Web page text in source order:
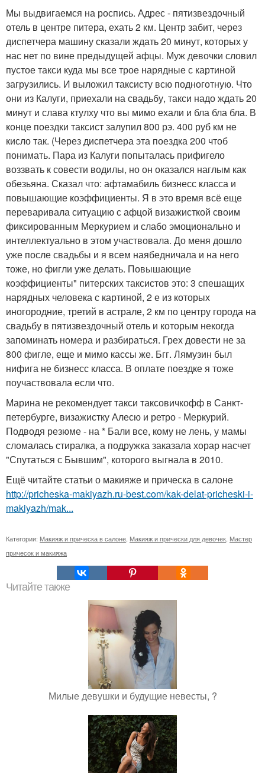
Мы выдвигаемся на роспись. Адрес - пятизвездочный
отель в центре питера, ехать 2 км. Центр забит, через
диспетчера машину сказали ждать 20 минут, которых у
нас нет по вине предыдущей афцы. Муж девочки словил
пустое такси куда мы все трое нарядные с картиной
загрузились. И выложил таксисту всю подноготную. Что
они из Калуги, приехали на свадьбу, такси надо ждать 20
минут и слава ктулху что вы мимо ехали и бла бла бла. В
конце поездки таксист залупил 800 рэ. 400 руб км не
кисло так. (Через диспетчера эта поездка 200 чтоб
понимать. Пара из Калуги попыталась прифигело
воззвать к совести водилы, но он оказался наглым как
обезьяна. Сказал что: афтамабиль бизнесс класса и
повышающие коэффициенты. Я в это время всё еще
переваривала ситуацию с афцой визажисткой своим
фиксированным Меркурием и слабо эмоционально и
интеллектуально в этом участвовала. До меня дошло
уже после свадьбы и я всем наябедничала и на него
тоже, но фигли уже делать. Повышающие
коэффициенты" питерских таксистов это: 3 спешащих
нарядных человека с картиной, 2 е из которых
иногородние, третий в астрале, 2 км по центру города на
свадьбу в пятизвездочный отель и которым некогда
запоминать номера и разбираться. Грех довести не за
800 фигле, еще и мимо кассы же. Бгг. Лямузин был
нифига не бизнесс класса. В оплате поездке я тоже
поучаствовала если что.
Марина не рекомендует такси таксовичкофф в Санкт-
петербурге, визажистку Алесю и ретро - Меркурий.
Подводя резюме - на * Бали все, кому не лень, у мамы
сломалась стиралка, а подружка заказала хорар насчет
"Спутаться с Бывшим", которого выгнала в 2010.
Ещё читайте статьи о макияже и прическа в салоне
http://pricheska-makiyazh.ru-best.com/kak-delat-pricheski-i-
makiyazh/mak...
Категории: Макияж и прическа в салоне Макияж и прически для девочек Мастер
причесок и макияжа
Читайте также
Милые девушки и будущие невесты, ?